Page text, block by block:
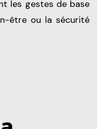
les gestes de base
être ou la sécurité